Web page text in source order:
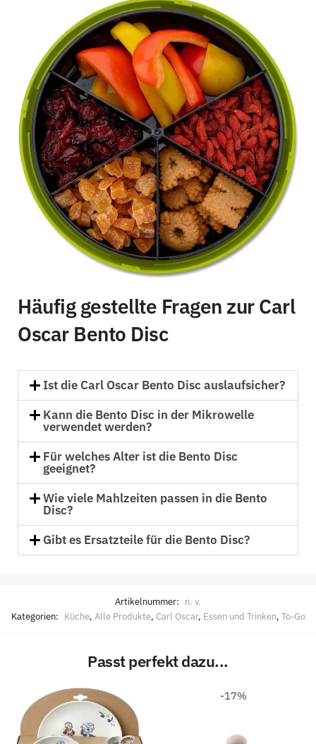
Häufig gestellte Fragen zur Carl
Oscar Bento Disc
Ist die Carl Oscar Bento Disc auslaufsicher?
Kann die Bento Disc in der Mikrowelle
verwendet werden?
Für welches Alter ist die Bento Disc
geeignet?
Wie viele Mahlzeiten passen in die Bento
Disc?
Gibt es Ersatzteile für die Bento Disc?
Artikelnummer: n. v.
Kategorien: Küche, Alle Produkte, Carl Oscar, Essen und Trinken, To-Go
Passt perfekt dazu...
-17%